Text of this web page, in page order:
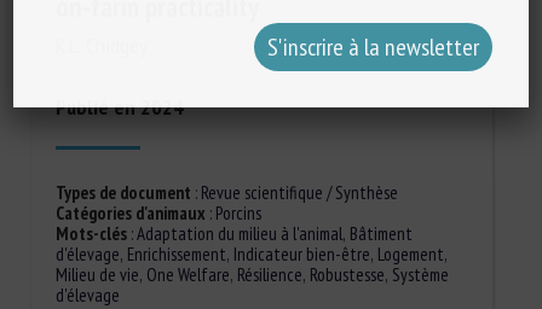
Publié en 2024
Types de document : Revue scientifique / Synthèse
Catégories d'animaux : Porcins
Mots-clés:Adaptation du milieu à l'animal, Bâtiment
d'élevage, Enrichissement, Indicateur bien-être, Logement,
Milieu de vie, One Welfare, Résilience, Robustesse, Système
d'élevage